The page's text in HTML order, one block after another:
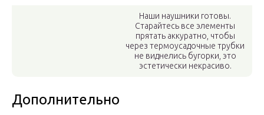
Наши наушники готовы.
Старайтесь все элементы
прятать аккуратно, чтобы
через термоусадочные трубки
не виднелись бугорки, это
эстетически некрасиво.
Дополнительно